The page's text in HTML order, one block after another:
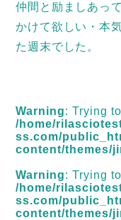
仲間と励ましあっ
かけて欲しい・本
た週末でした。
Warning: Trying
/home/
ss.com/
content/themes/
Warning: Trying
/home/
ss.com/
content/themes/